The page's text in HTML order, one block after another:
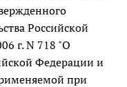
Российской
г. N 718 "О
Федерации и
при